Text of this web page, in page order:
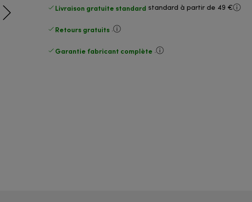
Livraison gratuite standard standard à partir de 49 €
Retours gratuits .
Garantie fabricant complète .